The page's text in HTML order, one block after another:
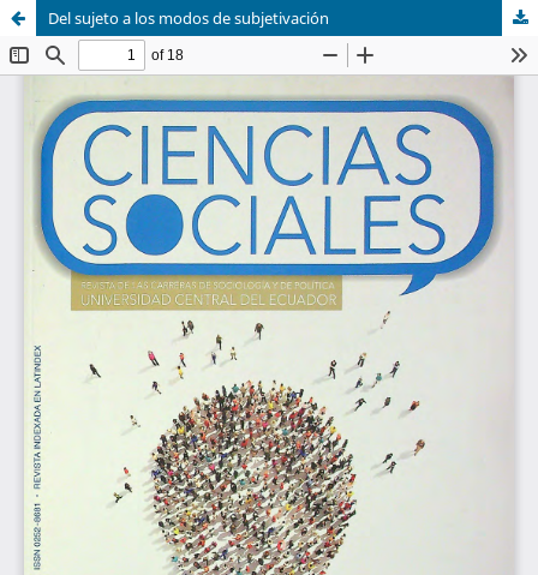
Del sujeto a los modos de subjetivación